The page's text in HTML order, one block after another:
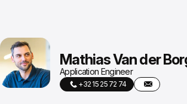
Mathias Van der
Application Engineer
+32 15 25 72 74